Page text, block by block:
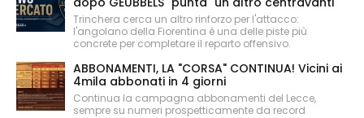
Trinchera cerca un altro rinforzo per l'attacco:
l'angolano della Fiorentina è una delle piste più
concrete per completare il reparto offensivo.
ABBONAMENTI, LA "CORSA" CONTINUA! Vicini ai
4mila abbonati in 4 giorni
Continua la campagna abbonamenti del Lecce,
sempre su numeri prospetticamente da record